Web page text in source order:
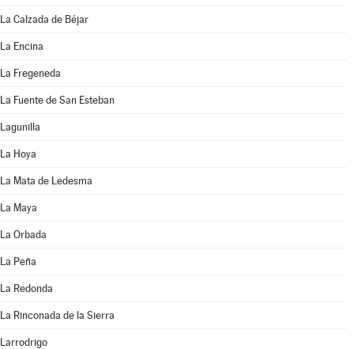
La Calzada de Béjar
La Encina
La Fregeneda
La Fuente de San Esteban
Lagunilla
La Hoya
La Mata de Ledesma
La Maya
La Orbada
La Peña
La Redonda
La Rinconada de la Sierra
Larrodrigo